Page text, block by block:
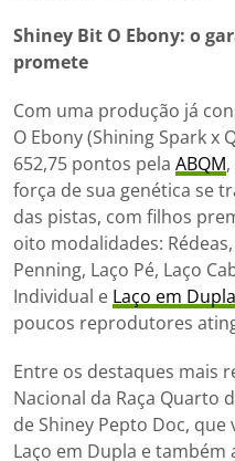
Shiney Bit O Ebony: o
promete
Com uma produção já
O Ebony (Shining Spark x
652,75 pontos pela ABQM
força de sua genética se
das pistas, com filhos
oito modalidades:
Penning, Laço Pé, Laço
Individual e Laço em Dupla
poucos reprodutores
Entre os destaques mais
Nacional da Raça Quarto
de Shiney Pepto Doc, que
Laço em Dupla e também